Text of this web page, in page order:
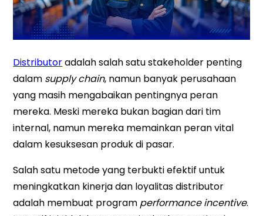
Distributoradalah salah satu stakeholder penting
dalam supply chain, namun banyak perusahaan
yang masih mengabaikan pentingnya peran
mereka. Meski mereka bukan bagian dari tim
internal, namun mereka memainkan peran vital
dalam kesuksesan produk di pasar.
Salah satu metode yang terbukti efektif untuk
meningkatkan kinerja dan loyalitas distributor
adalah membuat program performance incentive.